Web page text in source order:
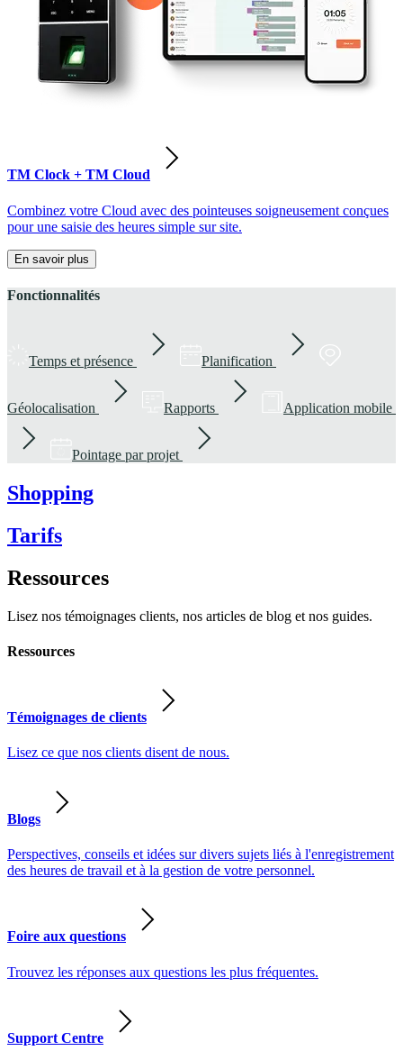
TM Clock + TM Cloud
Combinez votre Cloud avec des pointeuses soigneusement conçues
pour une saisie des heures simple sur site.
En savoir plus
Fonctionnalités
Temps et présence Planification
Géolocalisation Rapports Application mobile
Pointage par projet
Shopping
Tarifs
Ressources
Lisez nos témoignages clients, nos articles de blog et nos guides.
Ressources
Témoignages de clients
Lisez ce que nos clients disent de nous.
Blogs
Perspectives, conseils et idées sur divers sujets liés à l'enregistrement
des heures de travail et à la gestion de votre personnel.
Foire aux questions
Trouvez les réponses aux questions les plus fréquentes.
Support Centre